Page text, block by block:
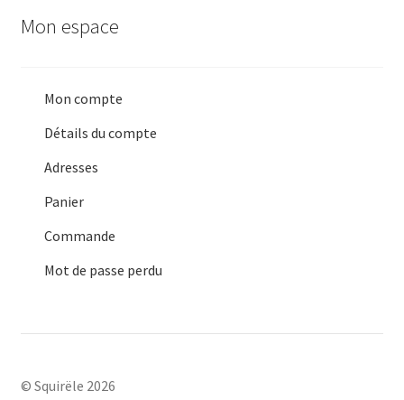
Mon espace
Mon compte
Détails du compte
Adresses
Panier
Commande
Mot de passe perdu
© Squirële 2026